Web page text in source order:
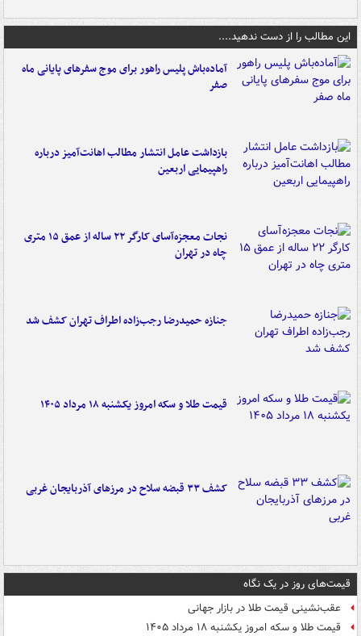
این مطالب را از دست ندهید....
آماده‌باش پلیس راهور برای موج سفرهای پایانی ماه
صفر
بازداشت عامل انتشار مطالب اهانت‌آمیز درباره
راهپیمایی اربعین
نجات معجزه‌آسای کارگر ۲۲ ساله از عمق ۱۵ متری
چاه در تهران
جنازه حمیدرضا رجب‌زاده اطراف تهران کشف شد
قیمت طلا و سکه امروز یکشنبه ۱۸ مرداد ۱۴۰۵
کشف ۳۳ قبضه سلاح در مرزهای آذربایجان غربی
قیمت‌های روز در یک نگاه
عقب‌نشینی قیمت طلا در بازار جهانی
قیمت طلا و سکه امروز یکشنبه ۱۸ مرداد ۱۴۰۵